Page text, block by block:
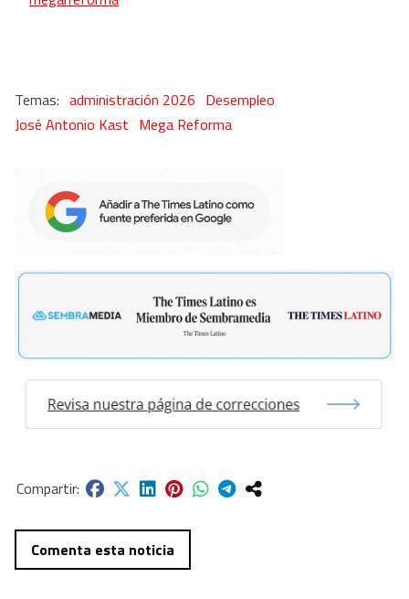
administración 2026 Desempleo
José Antonio Kast Mega Reforma
Comenta esta noticia